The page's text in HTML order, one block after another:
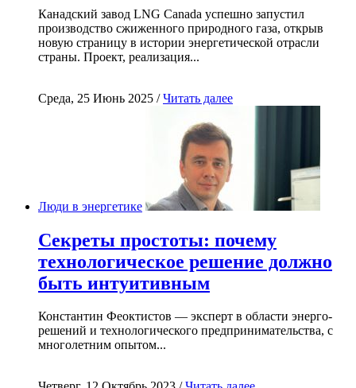
Канадский завод LNG Canada успешно запустил
производство сжиженного природного газа, открыв
новую страницу в истории энергетической отрасли
страны. Проект, реализация...
Среда, 25 Июнь 2025 /Читать далее
Люди в энергетике
Секреты простоты: почему
технологическое решение должно
быть интуитивным
Константин Феоктистов — эксперт в области энерго-
решений и технологического предпринимательства, с
многолетним опытом...